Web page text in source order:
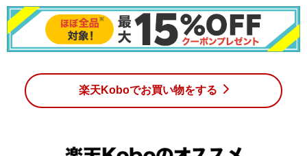
楽天Koboでお買い物をする